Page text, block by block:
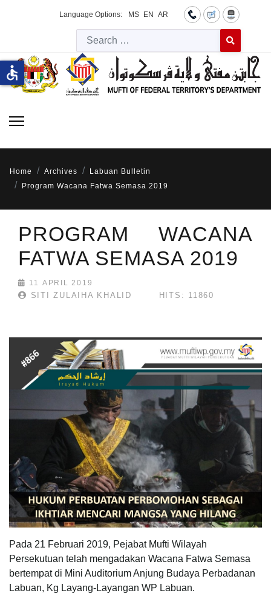
Language Options: MS EN AR
Type 2 or
Home Archives
Labuan Bulletin
Program Wacana Fatwa Semasa 2019
PROGRAM WACANA
FATWA SEMASA 2019
11 APRIL 2019
SITI ZULAIHA KHALID HITS: 11860
Pada 21 Februari 2019, Pejabat Mufti Wilayah
Persekutuan telah mengadakan Wacana Fatwa Semasa
bertempat di Mini Auditorium Anjung Budaya Perbadanan
Labuan, Kg Layang-Layangan WP Labuan.
accessible